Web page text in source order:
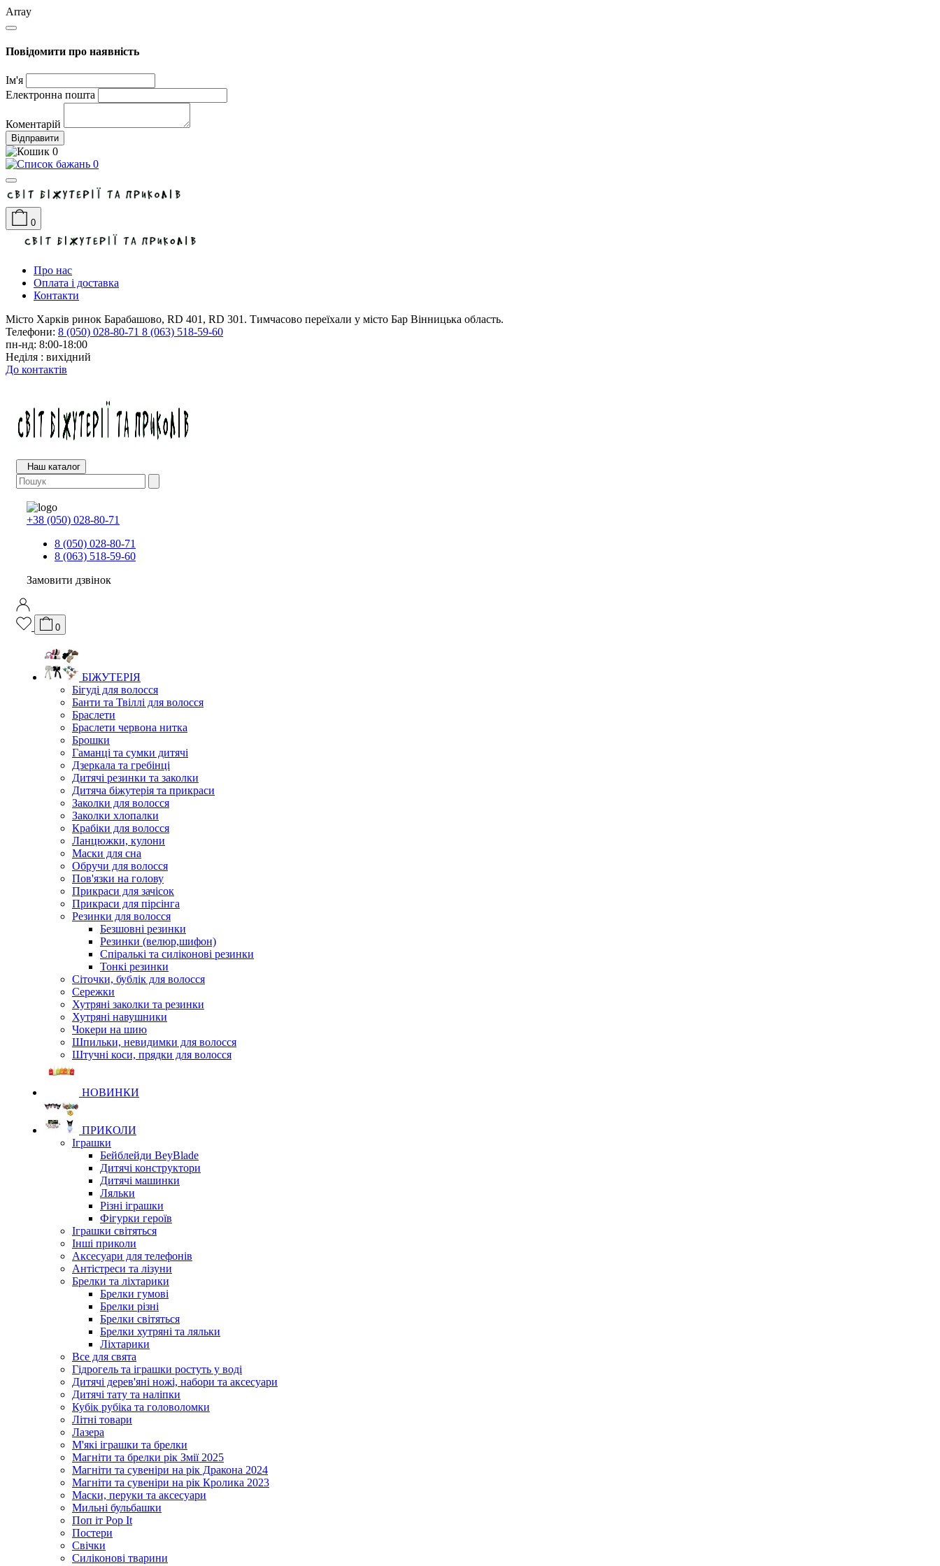
Array
Повідомити про наявність
Ім'я
Електронна пошта
Коментарій
Відправити
0
0
0
Про нас
Оплата і доставка
Контакти
Місто Харків ринок Барабашово, RD 401, RD 301. Тимчасово переїхали у місто Бар Вінницька область.
Телефони: 8 (050) 028-80-71 8 (063) 518-59-60
пн-нд: 8:00-18:00
Неділя : вихідний
До контактів
Наш каталог
+38 (050) 028-80-71
8 (050) 028-80-71
8 (063) 518-59-60
Замовити дзвінок
0
БІЖУТЕРІЯ
Бігуді для волосся
Банти та Твіллі для волосся
Браслети
Браслети червона нитка
Брошки
Гаманці та сумки дитячі
Дзеркала та гребінці
Дитячі резинки та заколки
Дитяча біжутерія та прикраси
Заколки для волосся
Заколки хлопалки
Крабіки для волосся
Ланцюжки, кулони
Маски для сна
Обручи для волосся
Пов'язки на голову
Прикраси для зачісок
Прикраси для пірсінга
Резинки для волосся
Безшовні резинки
Резинки (велюр,шифон)
Спіралькі та силіконові резинки
Тонкі резинки
Сіточки, бублік для волосся
Сережки
Хутряні заколки та резинки
Хутряні навушники
Чокери на шию
Шпильки, невидимки для волосся
Штучні коси, прядки для волосся
НОВИНКИ
ПРИКОЛИ
Іграшки
Бейблейди BeyBlade
Дитячі конструктори
Дитячі машинки
Ляльки
Різні іграшки
Фігурки героїв
Іграшки світяться
Інші приколи
Аксесуари для телефонів
Антістреси та лізуни
Брелки та ліхтарики
Брелки гумові
Брелки різні
Брелки світяться
Брелки хутряні та ляльки
Ліхтарики
Все для свята
Гідрогель та іграшки ростуть у воді
Дитячі дерев'яні ножі, набори та аксесуари
Дитячі тату та наліпки
Кубік рубіка та головоломки
Літні товари
Лазера
М'які іграшки та брелки
Магніти та брелки рік Змії 2025
Магніти та сувеніри на рік Дракона 2024
Магніти та сувеніри на рік Кролика 2023
Маски, перуки та аксесуари
Мильні бульбашки
Поп іт Pop It
Постери
Свічки
Силіконові тварини